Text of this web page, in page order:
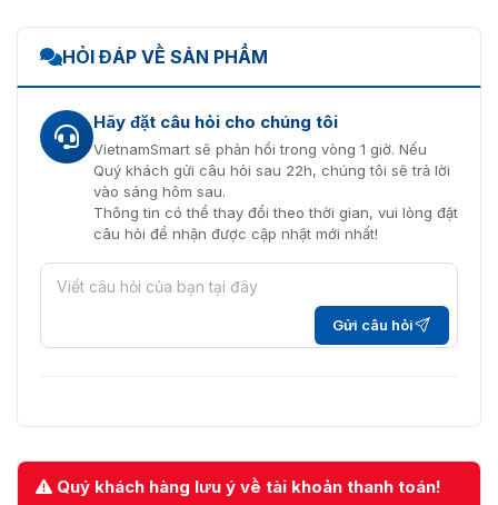
HỎI ĐÁP VỀ SẢN PHẨM
Hãy đặt câu hỏi cho chúng tôi
VietnamSmart sẽ phản hồi trong vòng 1 giờ. Nếu
Quý khách gửi câu hỏi sau 22h, chúng tôi sẽ trả lời
vào sáng hôm sau.
Thông tin có thể thay đổi theo thời gian, vui lòng đặt
câu hỏi để nhận được cập nhật mới nhất!
Gửi câu hỏi
Quý khách hàng lưu ý về tài khoản thanh toán!